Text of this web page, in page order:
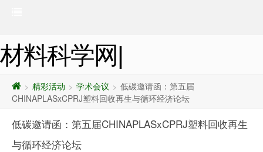
材料科学网|
> 精彩活动 > 学术会议 > 低碳邀请函：第五届
CHINAPLASxCPRJ塑料回收再生与循环经济论坛
低碳邀请函：第五届CHINAPLASxCPRJ塑料回收再生
与循环经济论坛